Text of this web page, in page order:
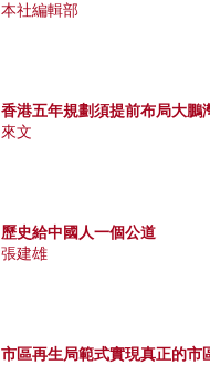
本社編輯部
香港五年規劃須提前布局大鵬
來文
歷史給中國人一個公道
張建雄
市區再生局範式實現真正的市